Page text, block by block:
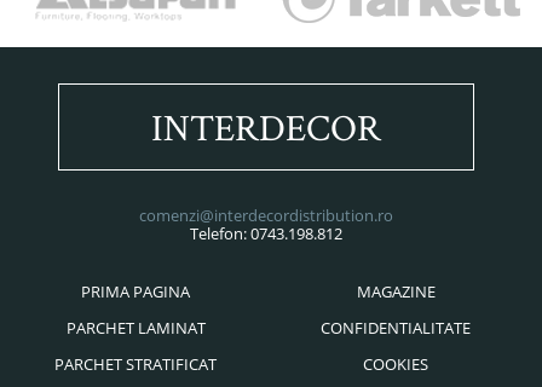
INTERDECOR
comenzi@interdecordistribution.ro
Telefon: 0743.198.812
PRIMA PAGINA
PARCHET LAMINAT
PARCHET STRATIFICAT
MAGAZINE
CONFIDENTIALITATE
COOKIES